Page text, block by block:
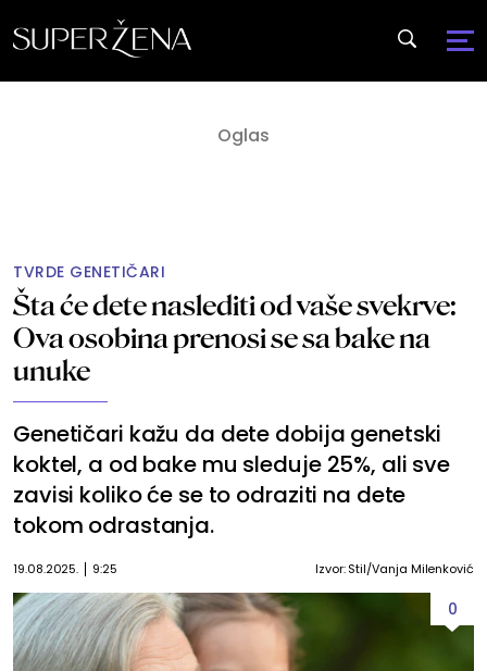
TVRDE GENETIČARI
Šta će dete naslediti od vaše svekrve:
Ova osobina prenosi se sa bake na
unuke
Genetičari kažu da dete dobija genetski
koktel, a od bake mu sleduje 25%, ali sve
zavisi koliko će se to odraziti na dete
tokom odrastanja.
19.08.2025. 9:25 Izvor: Stil/Vanja Milenković
0